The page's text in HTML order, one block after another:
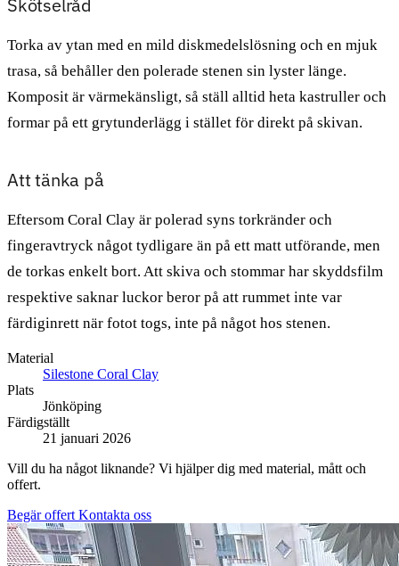
Torka av ytan med en mild diskmedelslösning och en mjuk
trasa, så behåller den polerade stenen sin lyster länge.
Komposit är värmekänsligt, så ställ alltid heta kastruller och
formar på ett grytunderlägg i stället för direkt på skivan.
Att tänka på
Eftersom Coral Clay är polerad syns torkränder och
fingeravtryck något tydligare än på ett matt utförande, men
de torkas enkelt bort. Att skiva och stommar har skyddsfilm
respektive saknar luckor beror på att rummet inte var
färdiginrett när fotot togs, inte på något hos stenen.
Material
Silestone Coral Clay
Plats
Jönköping
Färdigställt
21 januari 2026
Vill du ha något liknande? Vi hjälper dig med material, mått och
offert.
Begär offert Kontakta oss